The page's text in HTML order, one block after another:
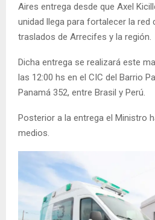
Aires entrega desde que Axel
unidad llega para fortalecer la red
traslados de Arrecifes y la región.
Dicha entrega se realizará este
las 12:00 hs en el CIC del Barrio
Panamá 352, entre Brasil y Perú.
Posterior a la entrega el Ministro
medios.